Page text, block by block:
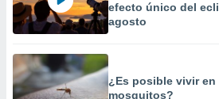
efecto único del
agosto
¿Es posible vivir
mosquitos?